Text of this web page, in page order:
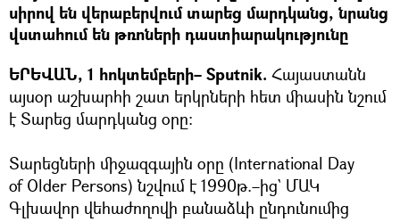
սիրով են վերաբերվում տարեց մարդկանց, նրանց
վստահում են թռոների դաստիարակությունը
ԵՐԵՎԱՆ, 1 հոկտեմբերի– Sputnik. Հայաստանն
այսօր աշխարհի շատ երկրների հետ միասին նշում
է Տարեց մարդկանց օրը։
Տարեցների միջազգային օրը (International Day
of Older Persons) նշվում է 1990թ.–ից` ՄԱԿ
Գլխավոր վեհաժողովի բանաձևի ընդունումից